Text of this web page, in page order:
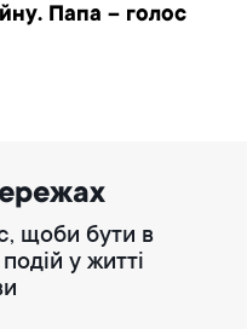
Папа – голос
щоби бути в
у житті